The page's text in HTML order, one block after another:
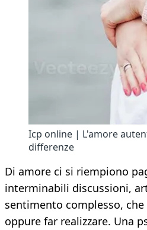
Icp online | L'amore
differenze
Di amore ci si riempiono
interminabili discussioni,
sentimento complesso,
oppure far realizzare. Una